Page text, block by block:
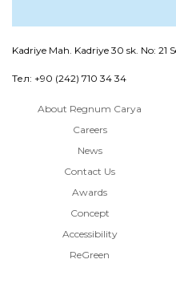
Kadriye Mah. Kadriye 30 sk. No: 21
Тел: +90 (242) 710 34 34
About Regnum Carya
Careers
News
Contact Us
Awards
Concept
Accessibility
ReGreen